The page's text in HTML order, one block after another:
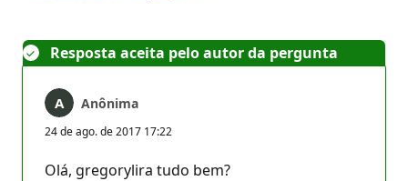
Resposta aceita pelo autor da pergunta
Anônima
24 de ago. de 2017 17:22
Olá, gregorylira tudo bem?